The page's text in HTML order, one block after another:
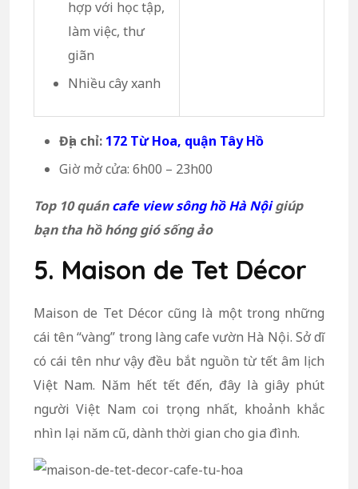
hợp với học tập,
làm việc, thư
giãn
Nhiều cây xanh
Địa chỉ: 172 Từ Hoa, quận Tây Hồ
Giờ mở cửa: 6h00 – 23h00
Top 10 quáncafe view sông hồ Hà Nộigiúp
bạn tha hồ hóng gió sống ảo
5. Maison de Tet Décor
Maison de Tet Décor cũng là một trong những
cái tên “vàng” trong làng cafe vườn Hà Nội. Sở dĩ
có cái tên như vậy đều bắt nguồn từ tết âm lịch
Việt Nam. Năm hết tết đến, đây là giây phút
người Việt Nam coi trọng nhất, khoảnh khắc
nhìn lại năm cũ, dành thời gian cho gia đình.